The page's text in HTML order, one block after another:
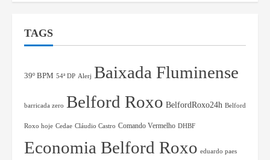
TAGS
39º BPM 54ª DP Alerj Baixada Fluminense
barricada zero Belford Roxo BelfordRoxo24h Belford
Roxo hoje Cedae Cláudio Castro Comando Vermelho DHBF
Economia Belford Roxo eduardo paes